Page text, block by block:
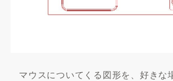
マウスについてくる図形を、好きな